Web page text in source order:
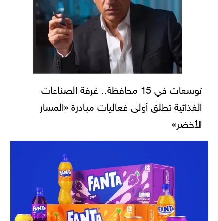
توسعات في 15 محافظة.. غرفة الصناعات
الغذائية تطلق أولى فعاليات مبادرة «المسار
الأخضر»